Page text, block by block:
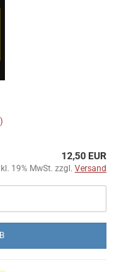
12,50 EUR
19% MwSt. zzgl. Versand